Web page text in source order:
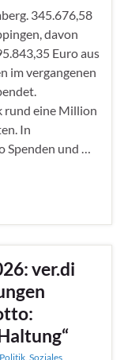
345.676,58
davon
Euro aus
im vergangenen
rund eine Million
In
und …
ver.di
Politik Soziales